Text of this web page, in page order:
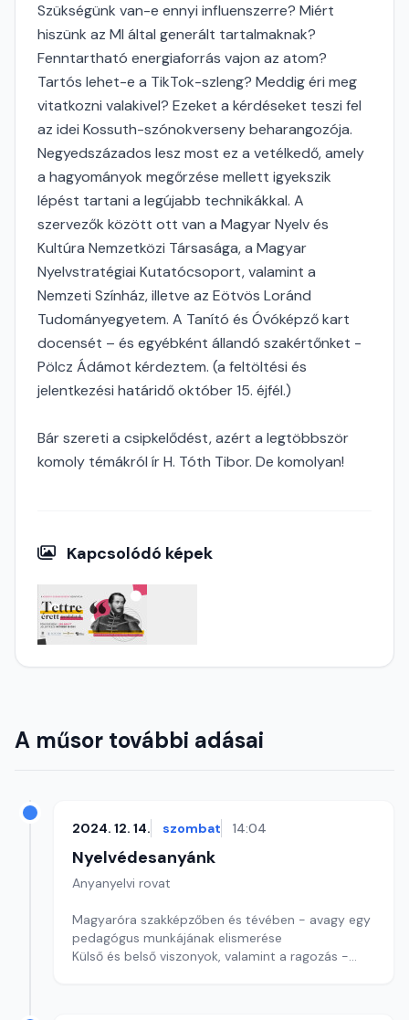
Szükségünk van-e ennyi influenszerre? Miért
hiszünk az MI által generált tartalmaknak?
Fenntartható energiaforrás vajon az atom?
Tartós lehet-e a TikTok-szleng? Meddig éri meg
vitatkozni valakivel? Ezeket a kérdéseket teszi fel
az idei Kossuth-szónokverseny beharangozója.
Negyedszázados lesz most ez a vetélkedő, amely
a hagyományok megőrzése mellett igyekszik
lépést tartani a legújabb technikákkal. A
szervezők között ott van a Magyar Nyelv és
Kultúra Nemzetközi Társasága, a Magyar
Nyelvstratégiai Kutatócsoport, valamint a
Nemzeti Színház, illetve az Eötvös Loránd
Tudományegyetem. A Tanító és Óvóképző kart
docensét – és egyébként állandó szakértőnket -
Pölcz Ádámot kérdeztem. (a feltöltési és
jelentkezési határidő október 15. éjfél.)
Bár szereti a csipkelődést, azért a legtöbbször
komoly témákról ír H. Tóth Tibor. De komolyan!
Kapcsolódó képek
A műsor további adásai
2024. 12. 14. szombat 14:04
Nyelvédesanyánk
Anyanyelvi rovat
Magyaróra szakképzőben és tévében - avagy egy
pedagógus munkájának elismerése
Külső és belső viszonyok, valamint a ragozás -